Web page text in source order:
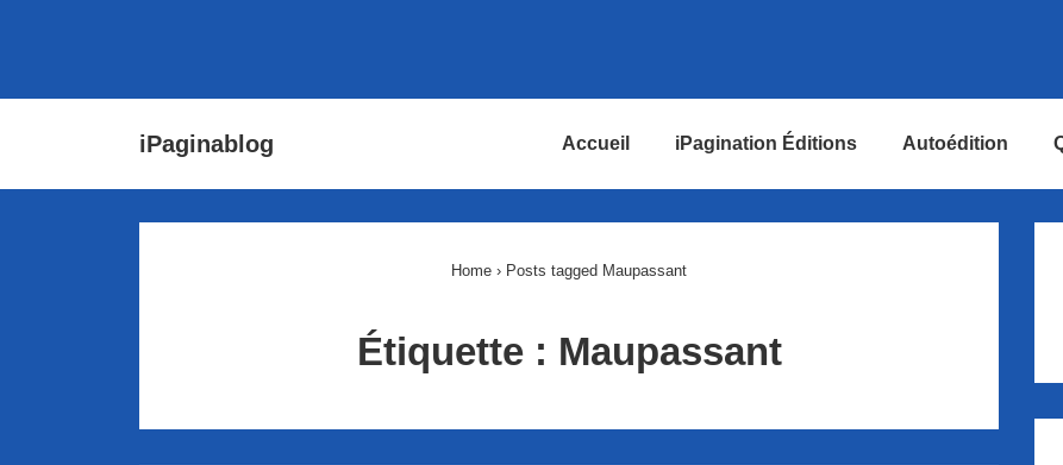
iPaginablog Accueil iPagination Éditions Autoédition
Home › Posts tagged Maupassant
Étiquette : Maupassant